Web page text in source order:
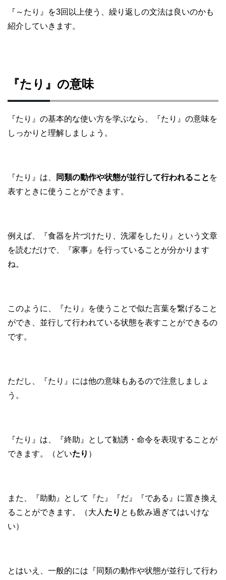
『～たり』を3回以上使う、繰り返しの文法は良いのかも
紹介していきます。
『たり』の意味
『たり』の基本的な使い方を学ぶなら、『たり』の意味を
しっかりと理解しましょう。
『たり』は、 同類の動作や状態が並行して行われること を
表すときに使うことができます。
例えば、『食器を片づけたり、洗濯をしたり』という文章
を読むだけで、『家事』を行っていることが分かります
ね。
このように、『たり』を使うことで似た言葉を繋げること
ができ、並行して行われている状態を表すことができるの
です。
ただし、『たり』には他の意味もあるので注意しましょ
う。
『たり』は、『終助』として勧誘・命令を表現することが
できます。（どいたり ）
また、『助動』として『た』『だ』『である』に置き換え
ることができます。（大人 たり とも飲み過ぎてはいけな
い）
とはいえ、一般的には『同類の動作や状態が並行して行わ